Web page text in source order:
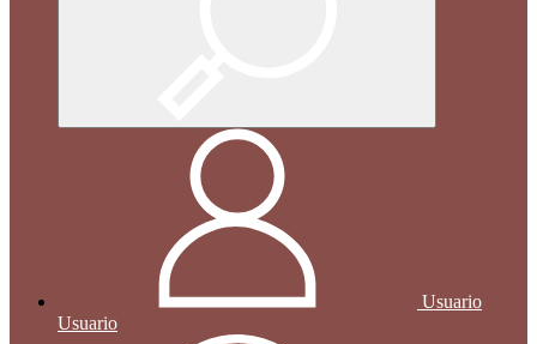
Usuario
Usuario